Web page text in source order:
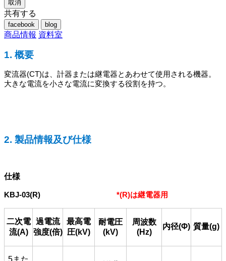
取消
共有する
facebook blog
商品情報 資料室
1. 概要
変流器(CT)は、計器または継電器とあわせて使用される機器。
大きな電流を小さな電流に変換する役割を持つ。
2. 製品情報及び仕様
仕様
KBJ-03(R) *(R)は継電器用
二次電
流(A)
過電流
強度(倍)
最高電
圧(kV)
耐電圧
(kV)
周波数
(Hz)
内径(Φ) 質量(g)